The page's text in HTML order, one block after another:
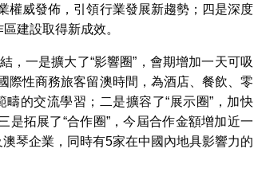
權威發佈，引領行業發展新趨勢；四是深度
建設取得新成效。
一是擴大了“影響圈”，會期增加一天可吸
際性商務旅客留澳時間，為酒店、餐飲、零
的交流學習；二是擴容了“展示圈”，加快
是拓展了“合作圈”，今屆合作金額增加近一
琴企業，同時有5家在中國內地具影響力的